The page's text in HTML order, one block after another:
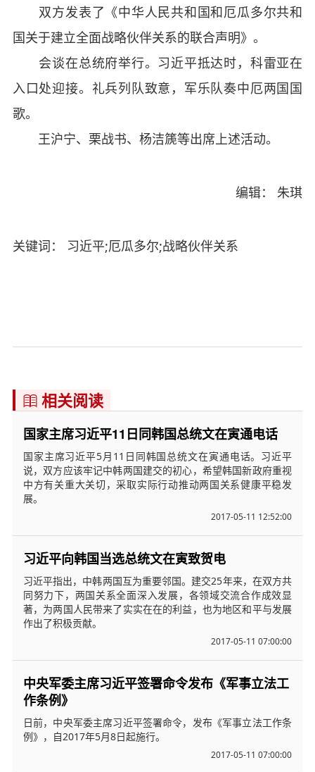
双方发表了《中华人民共和国和厄瓜多尔共和
国关于建立全面战略伙伴关系的联合声明》。
会谈在总统府举行。习近平抵达时，科雷亚在
入口处迎接。礼兵列队致意，军乐队奏中厄两国国
歌。
王沪宁、栗战书、杨洁篪等出席上述活动。
编辑： 朱琪
关键词： 习近平;厄瓜多尔;战略伙伴关系
 相关阅读
国家主席习近平11日同韩国总统文在寅通电话
国家主席习近平5月11日同韩国总统文在寅通电话。习近平
说，双方应该牢记中韩两国建交的初心，希望韩国新政府重视
中方有关重大关切，采取实际行动推动两国关系健康平稳发
展。
2017-05-11 12:52:00
习近平向韩国当选总统文在寅致贺电
习近平指出，中韩两国互为重要邻国。建交25年来，在双方共
同努力下，两国关系全面深入发展，各领域交流合作成效显
著，为两国人民带来了实实在在的利益，也为地区和平与发展
作出了积极贡献。
2017-05-11 07:00:00
中央军委主席习近平签署命令发布《军事立法工
作条例》
日前，中央军委主席习近平签署命令，发布《军事立法工作条
例》，自2017年5月8日起施行。
2017-05-11 07:00:00